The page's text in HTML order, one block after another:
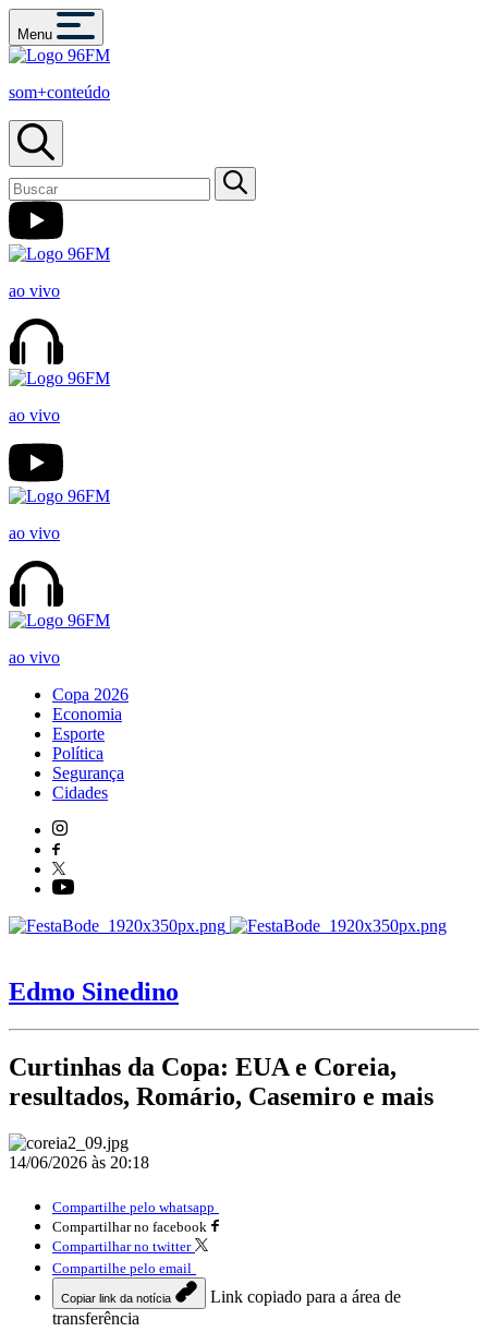
Menu
som+conteúdo
ao vivo
ao vivo
ao vivo
ao vivo
Copa 2026
Economia
Esporte
Política
Segurança
Cidades
Edmo Sinedino
Curtinhas da Copa: EUA e Coreia,
resultados, Romário, Casemiro e mais
14/06/2026 às 20:18
Compartilhe pelo whatsapp
Compartilhar no facebook
Compartilhar no twitter
Compartilhe pelo email
Copiar link da notícia
Link copiado para a área de
transferência